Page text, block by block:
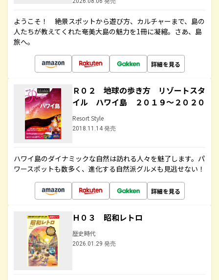
ようこそ！ 絶景スポットから遊び方、カルチャーまで、島の
人たちが教えてくれた奄美大島の魅力を1冊に凝縮。さあ、島
旅へ。
詳細を見る
Ｒ０２ 地球の歩き方 リゾートスタ
イル ハワイ島 ２０１９～２０２０
Resort Style
2018.11.14 発売
ハワイ島のダイナミックな自然は訪れる人々を魅了します。パ
ワースポットも数多く、進化する自然派グルメも見逃せない！
詳細を見る
Ｈ０３ 昭和レトロ
歴史時代
2026.01.29 発売